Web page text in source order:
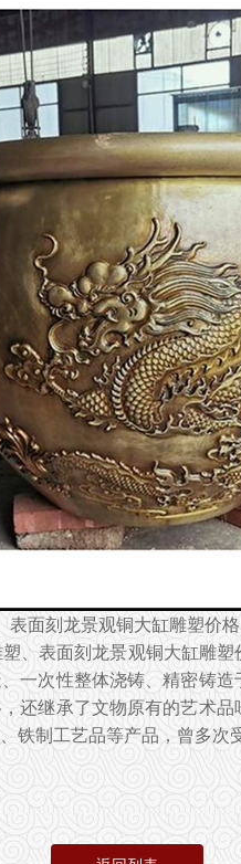
表面刻龙景观铜大缸雕塑价
、 表面刻龙景观铜大缸雕塑
一次性整体浇铸、精密铸造
还继承了文物原有的艺术
铁制工艺品等产品，曾多次